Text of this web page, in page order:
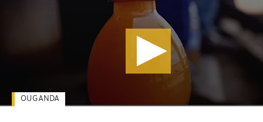
OUGANDA